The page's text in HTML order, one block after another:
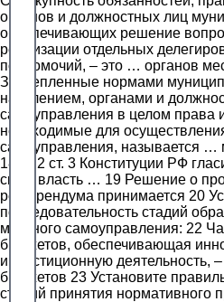
органов и должностных лиц
обеспечивающих решение
реализации отдельных
полномочий, – это … органов
Закрепленные нормами
населением, органами и
самоуправления в целом права
необходимые для
самоуправления, называется …
18 Ч. 2 ст. 3 Конституции РФ
свою власть … 19 Решение о
референдума принимается 20
последовательность стадий
местного самоуправления: 22
бюджетов, обеспечивающая
инвестиционную деятельность,
бюджетов 23 Установите
стадий принятия нормативного